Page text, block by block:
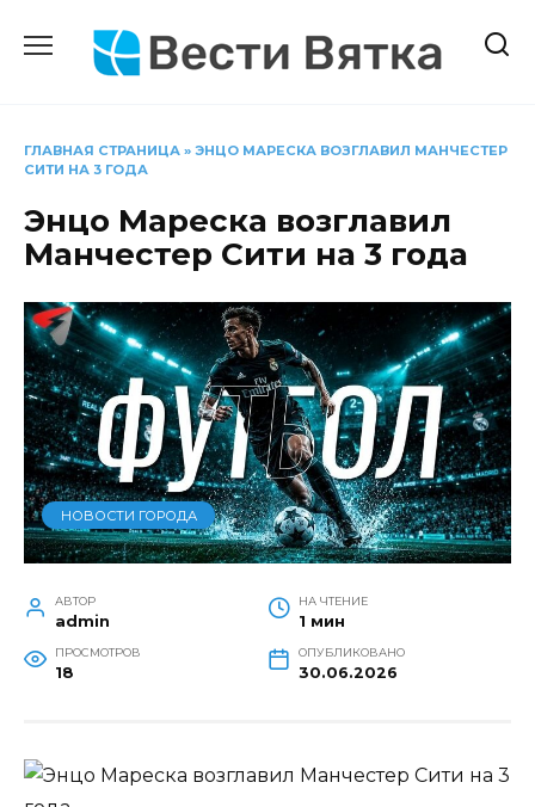
содержанию
ГЛАВНАЯ СТРАНИЦА » ЭНЦО МАРЕСКА ВОЗГЛАВИЛ МАНЧЕСТЕР
СИТИ НА 3 ГОДА
Энцо Мареска возглавил
Манчестер Сити на 3 года
НОВОСТИ ГОРОДА
АВТОР
admin
НА ЧТЕНИЕ
1 мин
ПРОСМОТРОВ
18
ОПУБЛИКОВАНО
30.06.2026